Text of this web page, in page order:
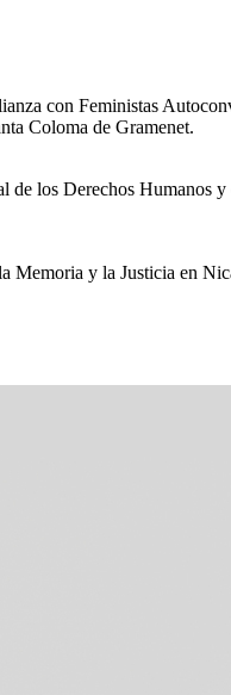
con Feministas
Coloma de Gramenet.
los Derechos Humanos
Memoria y la Justicia en